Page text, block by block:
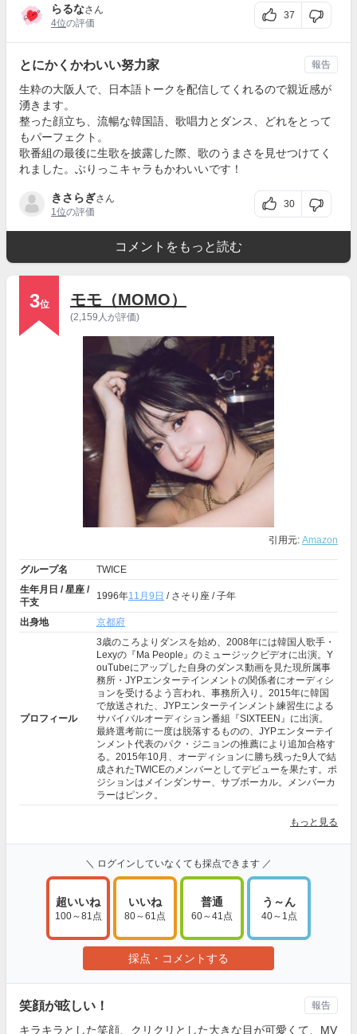
らるなさん
4位の評価
37
とにかくかわいい努力家
生粋の大阪人で、日本語トークを配信してくれるので親近感が
湧きます。
整った顔立ち、流暢な韓国語、歌唱力とダンス、どれをとって
もパーフェクト。
歌番組の最後に生歌を披露した際、歌のうまさを見せつけてく
れました。ぶりっこキャラもかわいいです！
きさらぎさん
1位の評価
30
報告
コメントをもっと読む
3位 モモ（MOMO）
(2,159人が評価)
引用元: Amazon
グループ名
TWICE
生年月日 / 星座 /
干支
1996年11月9日 / さそり座 / 子年
出身地 京都府
プロフィール
3歳のころよりダンスを始め、2008年には韓国人歌手・
Lexyの『Ma People』のミュージックビデオに出演。Y
ouTubeにアップした自身のダンス動画を見た現所属事
務所・JYPエンターテインメントの関係者にオーディシ
ョンを受けるよう言われ、事務所入り。2015年に韓国
で放送された、JYPエンターテインメント練習生による
サバイバルオーディション番組『SIXTEEN』に出演。
最終選考前に一度は脱落するものの、JYPエンターテイ
ンメント代表のパク・ジニョンの推薦により追加合格す
る。2015年10月、オーディションに勝ち残った9人で結
成されたTWICEのメンバーとしてデビューを果たす。ポ
ジションはメインダンサー、サブボーカル。メンバーカ
ラーはピンク。
もっと見る
＼ ログインしていなくても採点できます ／
超いいね
100～81点
いいね
80～61点
普通
60～41点
う～ん
40～1点
採点・コメントする
笑顔が眩しい！
キラキラとした笑顔、クリクリとした大きな目が可愛くて、MV
報告